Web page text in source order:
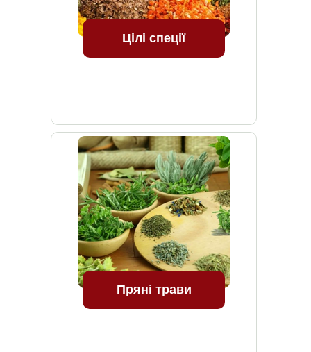
Цілі спеції
Пряні трави